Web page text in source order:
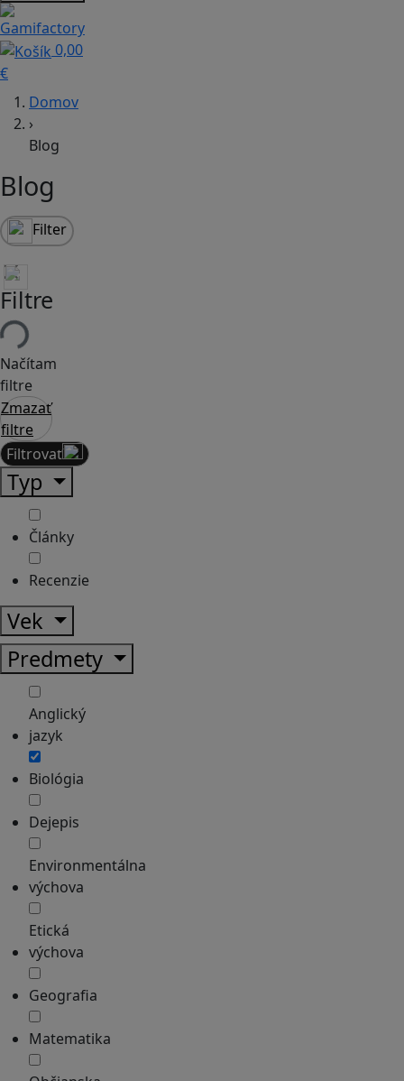
0,00
€
Domov
›
Blog
Blog
Filter
Filtre
Načítam
filtre
Zmazať
filtre
Filtrovať
Typ
Články
Recenzie
Vek
Predmety
Anglický
jazyk
Biológia
Dejepis
Environmentálna
výchova
Etická
výchova
Geografia
Matematika